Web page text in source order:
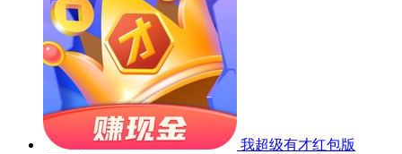
我超级有才红包版